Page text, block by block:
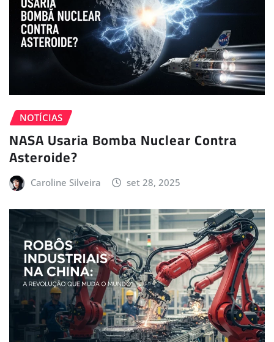
NOTÍCIAS
NASA Usaria Bomba Nuclear Contra
Asteroide?
Caroline Silveira set 28, 2025